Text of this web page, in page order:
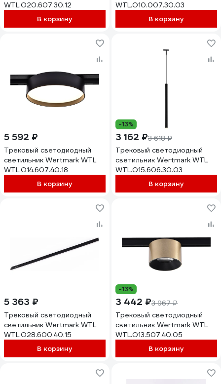
WTL.O20.607.30.12
В корзину
WTL.O10.007.30.03
В корзину
5 592 ₽
Трековый светодиодный
светильник Wertmark WTL
WTL.O14.607.40.18
В корзину
-13%
3 162 ₽3 618 ₽
Трековый светодиодный
светильник Wertmark WTL
WTL.O15.606.30.03
В корзину
5 363 ₽
Трековый светодиодный
светильник Wertmark WTL
WTL.O28.600.40.15
В корзину
-13%
3 442 ₽3 967 ₽
Трековый светодиодный
светильник Wertmark WTL
WTL.O13.507.40.05
В корзину